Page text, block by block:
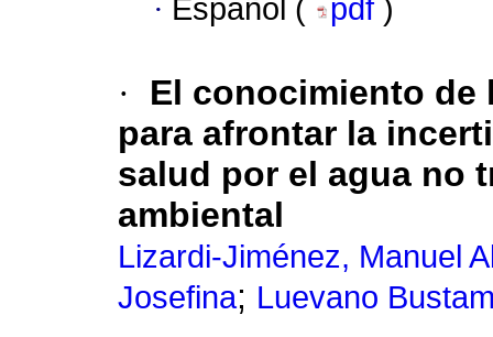
· Español ( pdf )
·
El conocimiento de
para afrontar la
salud por el agua no
ambiental
Lizardi-Jiménez, Manuel
Josefina; Luevano